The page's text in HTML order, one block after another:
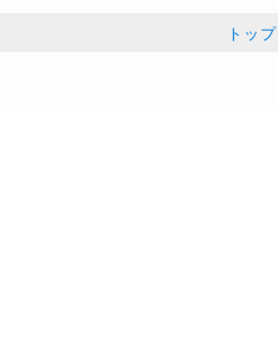
トップ